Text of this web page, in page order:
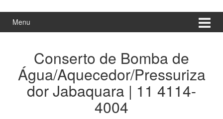
Menu
Conserto de Bomba de
Água/Aquecedor/Pressuriza
dor Jabaquara | 11 4114-
4004